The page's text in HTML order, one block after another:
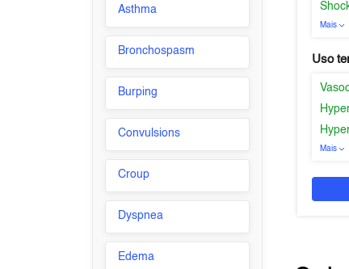
Asthma
Bronchospasm
Burping
Convulsions
Croup
Dyspnea
Edema
Mais
Uso
Mais